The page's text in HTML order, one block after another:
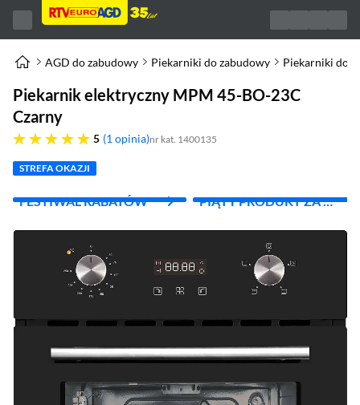
AGD do zabudowy Piekarniki do zabudowy Piekarniki do
Piekarnik elektryczny MPM 45-BO-23C
Czarny
5
pięć gwiazdek 1 opinia nr kat. 1400135
STREFA OKAZJI
FESTIWAL RABATÓW
PIĄTY PRODUKT ZA 1